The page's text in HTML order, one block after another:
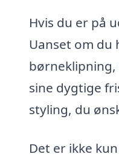
Hvis du er på
Uanset om
børneklipning,
sine dygtige
styling, du
Det er ikke